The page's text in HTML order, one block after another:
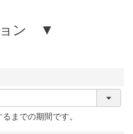
ン ▼
までの期間です。